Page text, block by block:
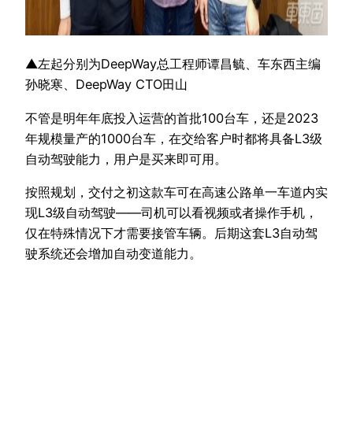
▲左起分别为DeepWay总工程师谭昌毓、车东西主编
孙晓寒、DeepWay CTO田山
不管是明年年底投入运营的首批100台车，还是2023
年规模量产的1000台车，在交给客户时都将具备L3级
自动驾驶能力，用户是买来即可用。
按照规划，交付之初这款车可在高速公路单一车道内实
现L3级自动驾驶——司机可以看视频或者操作手机，
仅在特殊情况下才需要接管车辆。后期这套L3自动驾
驶系统还会增加自动变道能力。